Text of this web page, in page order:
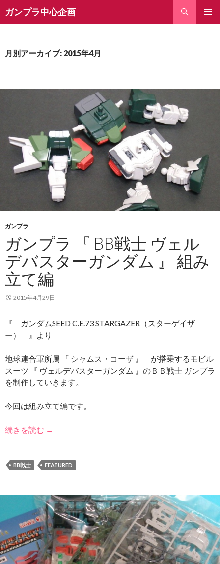
ガンプラ中心企画
索
ン
月別アーカイブ: 2015年4月
ガンプラ
ガンプラ 『 BB戦士 ヴェル
デバスターガンダム 』 組み
立て編
2015年4月29日
『 ガンダムSEED C.E.73 STARGAZER（スターゲイザ
ー） 』より
地球連合軍所属 『 シャムス・コーザ 』 が搭乗するモビル
スーツ 『 ヴェルデバスターガンダム 』のＢＢ戦士 ガンプラ
を制作していきます。
今回は組み立て編です。
続きを読む →
BB戦士 FEATURED